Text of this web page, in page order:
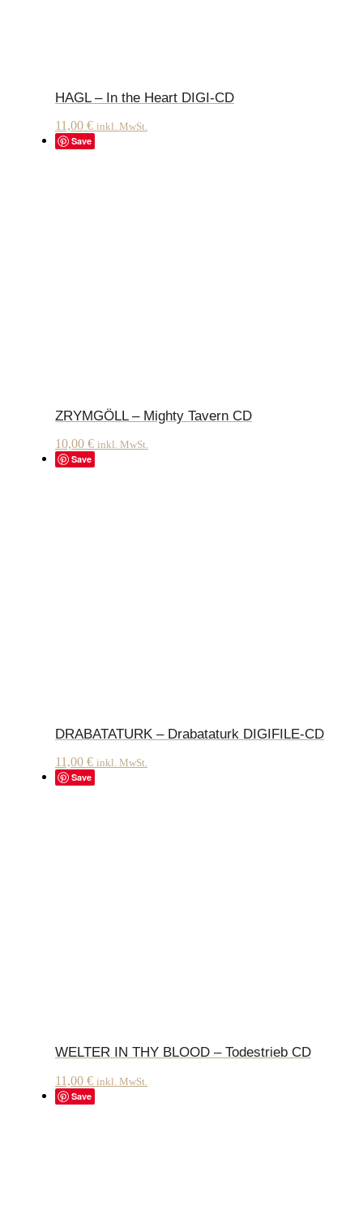
HAGL – In the Heart DIGI-CD
11,00 € inkl. MwSt.
Save
ZRYMGÖLL – Mighty Tavern CD
10,00 € inkl. MwSt.
Save
DRABATATURK – Drabataturk DIGIFILE-CD
11,00 € inkl. MwSt.
Save
WELTER IN THY BLOOD – Todestrieb CD
11,00 € inkl. MwSt.
Save